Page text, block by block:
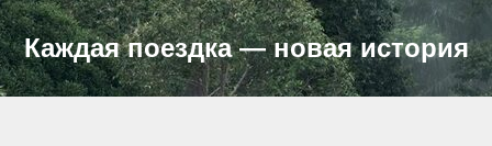
Каждая поездка — новая история